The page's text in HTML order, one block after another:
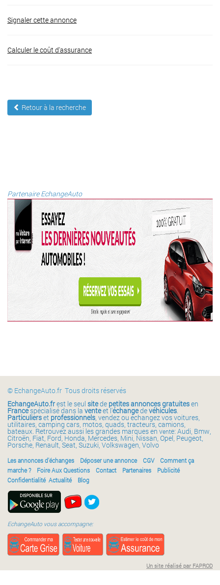
Signaler cette annonce
Calculer le coût d'assurance
Retour à la recherche
Partenaire EchangeAuto
© EchangeAuto.fr Tous droits réservés
EchangeAuto.frest le seul sitede petites annonces gratuitesen
Francespécialisé dans la venteet l'échangedevéhicules.
Particulierset professionnels, vendez ou échangez vos voitures,
utilitaires, camping cars, motos, quads, tracteurs, camions,
bateaux. Retrouvez aussi les grandes marques en vente: Audi, Bmw,
Citroën, Fiat, Ford, Honda, Mercedes, Mini, Nissan, Opel, Peugeot,
Porsche, Renault, Seat, Suzuki, Volkswagen, Volvo
Les annonces d'échanges Déposer une annonce CGV
Comment ça
marche ?
Foire Aux Questions Contact Partenaires
Publicité
Confidentialité Actualité Blog
EchangeAuto vous accompagne:
Un site réalisé par FAPROD